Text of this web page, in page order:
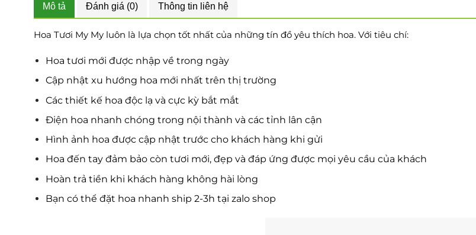
Mô tả Đánh giá (0) Thông tin liên hệ
Hoa Tươi My My luôn là lựa chọn tốt nhất của những tín đồ yêu thích hoa. Với tiêu chí:
Hoa tươi mới được nhập về trong ngày
Cập nhật xu hướng hoa mới nhất trên thị trường
Các thiết kế hoa độc lạ và cực kỳ bắt mắt
Điện hoa nhanh chóng trong nội thành và các tỉnh lân cận
Hình ảnh hoa được cập nhật trước cho khách hàng khi gửi
Hoa đến tay đảm bảo còn tươi mới, đẹp và đáp ứng được mọi yêu cầu của khách
Hoàn trả tiền khi khách hàng không hài lòng
Bạn có thể đặt hoa nhanh ship 2-3h tại zalo shop